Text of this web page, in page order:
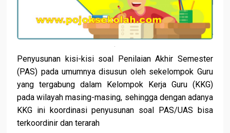
Penyusunan kisi-kisi soal Penilaian Akhir Semester
(PAS) pada umumnya disusun oleh sekelompok Guru
yang tergabung dalam Kelompok Kerja Guru (KKG)
pada wilayah masing-masing, sehingga dengan adanya
KKG ini koordinasi penyusunan soal PAS/UAS bisa
terkoordinir dan terarah